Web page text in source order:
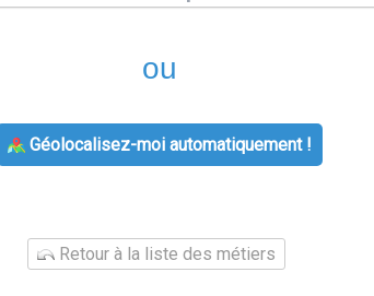
ou
Géolocalisez-moi automatiquement !
Retour à la liste des métiers